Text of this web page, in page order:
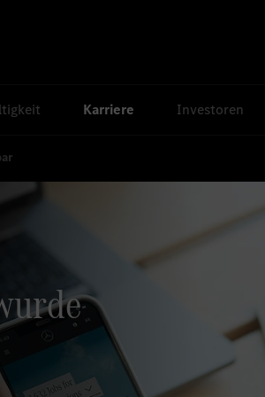
Karriere Investoren